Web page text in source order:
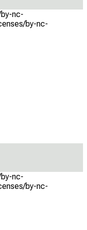
nc-
by-nc-
nc-
by-nc-